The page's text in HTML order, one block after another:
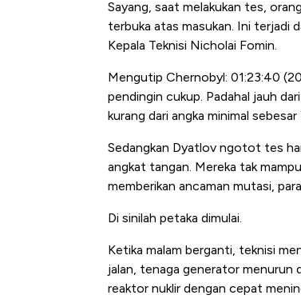
Sayang, saat melakukan tes,
terbuka atas masukan. Ini terjadi
Kepala Teknisi Nicholai Fomin.
Mengutip Chernobyl: 01:23:40
pendingin cukup. Padahal jauh
kurang dari angka minimal
Sedangkan Dyatlov ngotot tes
angkat tangan. Mereka tak
memberikan ancaman mutasi,
Di sinilah petaka dimulai.
Ketika malam berganti, teknisi
jalan, tenaga generator menurun
reaktor nuklir dengan cepat